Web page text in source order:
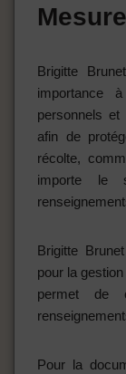
Brigitte
importance
personnels
afin de
récolte,
importe le
Brigitte
pour la
permet de
Pour la